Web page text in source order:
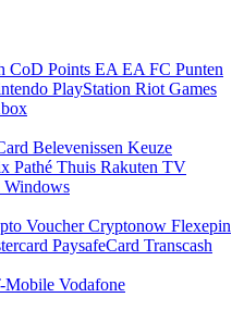
CoD Points EA EA FC Punten
PlayStation Riot Games
Belevenissen Keuze
Pathé Thuis Rakuten TV
Windows
VoucherCryptonow Flexepin
PaysafeCard Transcash
Mobile Vodafone